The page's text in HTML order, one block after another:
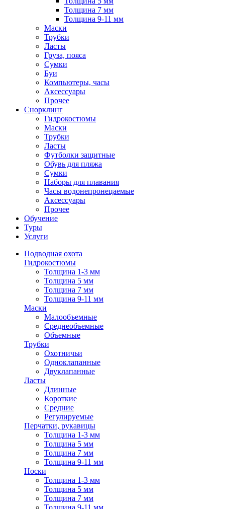
Толщина 7 мм
Толщина 9-11 мм
Маски
Трубки
Ласты
Груза, пояса
Сумки
Буи
Компьютеры, часы
Аксессуары
Прочее
Снорклинг
Гидрокостюмы
Маски
Трубки
Ласты
Футболки защитные
Обувь для пляжа
Сумки
Наборы для плавания
Часы водонепронецаемые
Аксессуары
Прочее
Обучение
Туры
Услуги
Подводная охота
Гидрокостюмы
Толщина 1-3 мм
Толщина 5 мм
Толщина 7 мм
Толщина 9-11 мм
Маски
Малообъемные
Среднеобъемные
Объемные
Трубки
Охотничьи
Одноклапанные
Двуклапанные
Ласты
Длинные
Короткие
Средние
Регулируемые
Перчатки, рукавицы
Толщина 1-3 мм
Толщина 5 мм
Толщина 7 мм
Толщина 9-11 мм
Носки
Толщина 1-3 мм
Толщина 5 мм
Толщина 7 мм
Толщина 9-11 мм